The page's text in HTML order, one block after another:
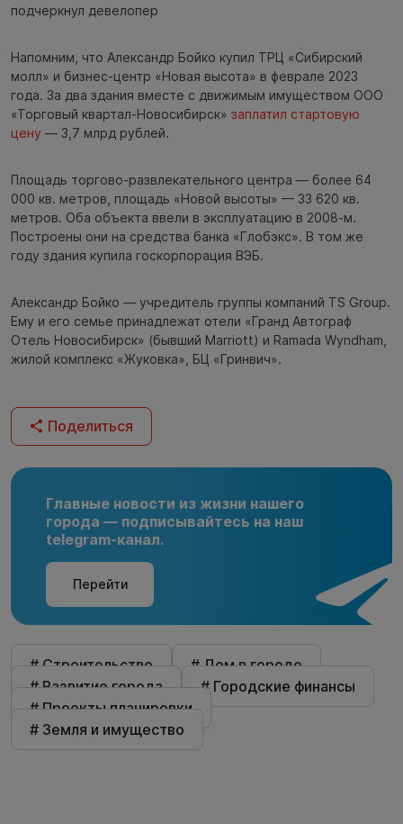
подчеркнул девелопер
Напомним, что Александр Бойко купил ТРЦ «Сибирский
молл» и бизнес-центр «Новая высота» в феврале 2023
года. За два здания вместе с движимым имуществом ООО
«Торговый квартал-Новосибирск» заплатил стартовую
цену — 3,7 млрд рублей.
Площадь торгово-развлекательного центра — более 64
000 кв. метров, площадь «Новой высоты» — 33 620 кв.
метров. Оба объекта ввели в эксплуатацию в 2008-м.
Построены они на средства банка «Глобэкс». В том же
году здания купила госкорпорация ВЭБ.
Александр Бойко — учредитель группы компаний TS Group.
Ему и его семье принадлежат отели «Гранд Автограф
Отель Новосибирск» (бывший Marriott) и Ramada Wyndham,
жилой комплекс «Жуковка», БЦ «Гринвич».
Поделиться
Главные новости из жизни нашего
города — подписывайтесь на наш
telegram-канал.
Перейти
# Строительство
# Дом в городе
# Развитие города
# Городские финансы
# Проекты планировки
# Земля и имущество